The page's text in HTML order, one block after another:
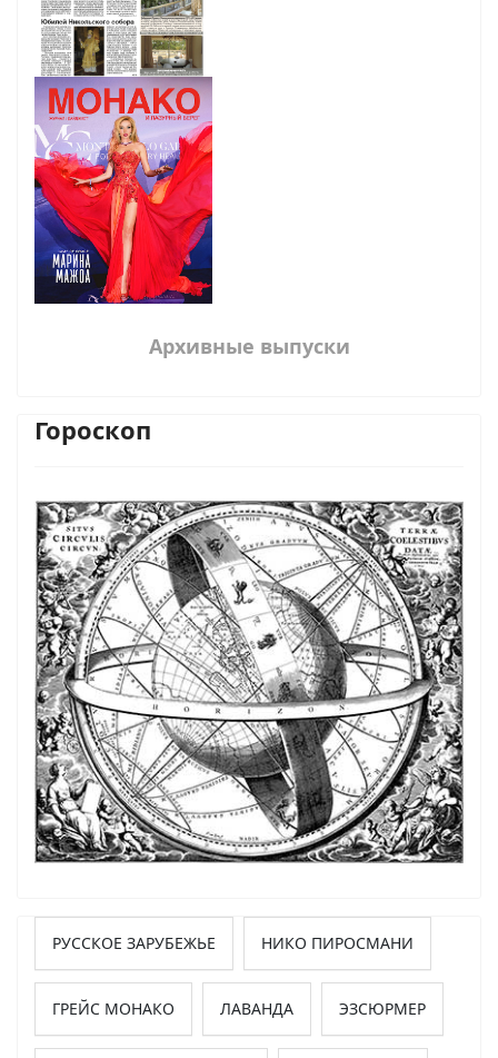
Архивные выпуски
Гороскоп
РУССКОЕ ЗАРУБЕЖЬЕ НИКО ПИРОСМАНИ
ГРЕЙС МОНАКО ЛАВАНДА ЭЗСЮРМЕР